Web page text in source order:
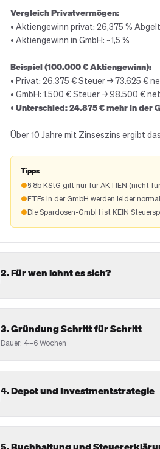
Vergleich Privatvermögen:
• Aktiengewinn privat: 26,375 %
• Aktiengewinn in GmbH: ~1,5 %
Beispiel (100.000 € Aktiengewinn):
• Privat: 26.375 € Steuer → 73.625 €
• GmbH: 1.500 € Steuer → 98.500 €
• Unterschied: 24.875 € mehr in der
Über 10 Jahre mit Zinseszins ergibt
Tipps
●§ 8b KStG gilt nur für AKTIEN (nicht
●ETFs in der GmbH werden leider
●Die Spardosen-GmbH ist KEIN
2. Für wen lohnt es sich?
3. Gründung Schritt für Schritt
Dauer: 4–6 Wochen
4. Depot und Investmentstrategie